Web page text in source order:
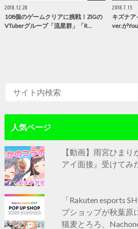
2018.12.28
108個のゲームクリアに挑戦！ZIGの
VTuberグループ「流星群」「R…
2018.7.15
キズナ
ver.が
人気ページ
【動画】雨宮ひま
アイ面接』受けてみ
「Rakuten esports
プショップが秋葉
猫麦とろろ、